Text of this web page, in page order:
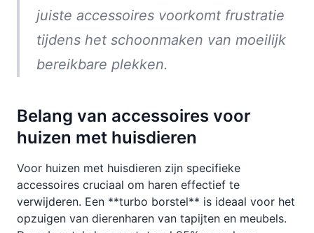
juiste accessoires voorkomt frustratie
tijdens het schoonmaken van moeilijk
bereikbare plekken.
Belang van accessoires voor
huizen met huisdieren
Voor huizen met huisdieren zijn specifieke
accessoires cruciaal om haren effectief te
verwijderen. Een **turbo borstel** is ideaal voor het
opzuigen van dierenharen van tapijten en meubels.